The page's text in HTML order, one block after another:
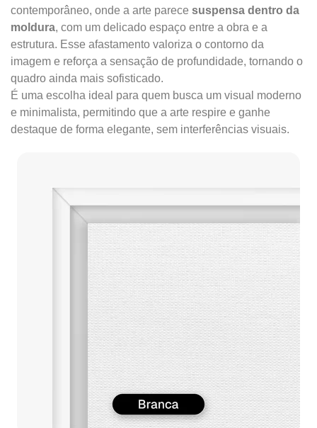
contemporâneo, onde a arte parece suspensa dentro da
moldura, com um delicado espaço entre a obra e a
estrutura. Esse afastamento valoriza o contorno da
imagem e reforça a sensação de profundidade, tornando o
quadro ainda mais sofisticado.
É uma escolha ideal para quem busca um visual moderno
e minimalista, permitindo que a arte respire e ganhe
destaque de forma elegante, sem interferências visuais.